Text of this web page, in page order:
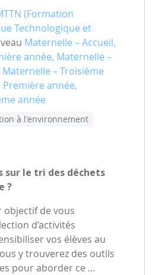
(Formation
Technologique et
Maternelle – Accueil,
année, Maternelle –
– Troisième
année,
année
à l'environnement
sur le tri des déchets
?
objectif de vous
d’activités
vos élèves au
y trouverez des outils
pour aborder ce …